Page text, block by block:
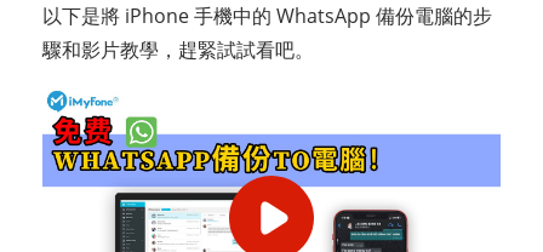
以下是將 iPhone 手機中的 WhatsApp 備份電腦的步
驟和影片教學，趕緊試試看吧。